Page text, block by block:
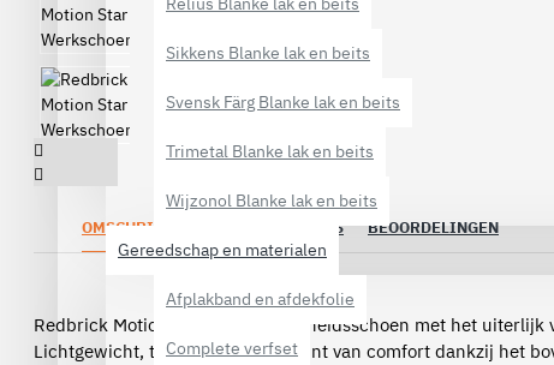
Sikkens Blanke lak en beits
Svensk Färg Blanke lak en beits
Trimetal Blanke lak en beits
Wijzonol Blanke lak en beits
Gereedschap en materialen
Afplakband en afdekfolie
Complete verfset
OMSCHRIJVING SPECIFICATIES BEOORDELINGEN
Redbrick Motion Star is een veiligheidsschoen met het uiterlijk
Lichtgewicht, trendy en het toppunt van comfort dankzij het